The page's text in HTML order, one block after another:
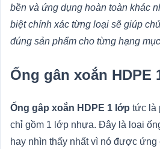
bền và ứng dụng hoàn toàn khác
biệt chính xác từng loại sẽ giúp
đúng sản phẩm cho từng hạng
Ống gân xoắn HDPE
Ống gâp xoắn HDPE 1 lớp tức là
chỉ gồm 1 lớp nhựa. Đây là loại
hay nhìn thấy nhất vì nó được ứng